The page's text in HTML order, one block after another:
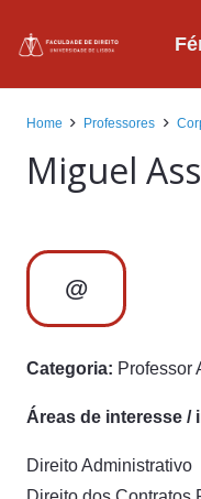
Home Professores
Miguel
@
Categoria: Professor
Áreas de interesse /
Direito Administrativo